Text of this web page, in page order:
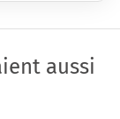
aussi